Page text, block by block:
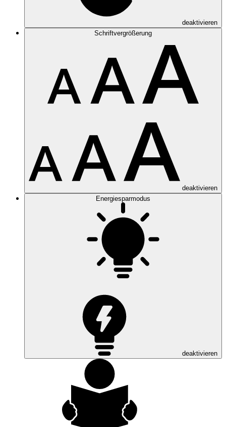
deaktivieren
Schriftvergrößerung
deaktivieren
Energiesparmodus
deaktivieren